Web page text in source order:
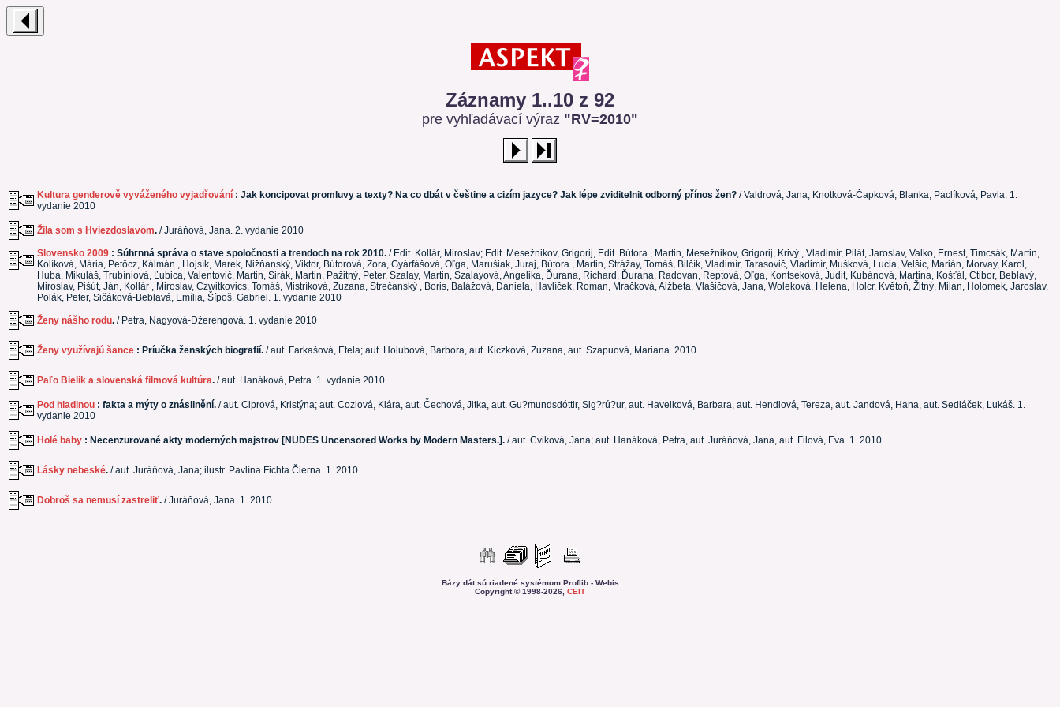
Záznamy 1..10 z 92
pre vyhľadávací výraz "RV=2010"
Kultura genderově vyváženého vyjadřování : Jak koncipovat promluvy a texty? Na co dbát v češtine a cizím jazyce? Jak lépe zviditelnit odborný přínos žen? / Valdrová, Jana; Knotková-Čapková, Blanka, Paclíková, Pavla. 1.
vydanie 2010
Žila som s Hviezdoslavom. / Juráňová, Jana. 2. vydanie 2010
Slovensko 2009 : Súhrnná správa o stave spoločnosti a trendoch na rok 2010. / Edit. Kollár, Miroslav; Edit. Mesežnikov, Grigorij, Edit. Bútora , Martin, Mesežnikov, Grigorij, Krivý , Vladimír, Pilát, Jaroslav, Valko, Ernest, Timcsák, Martin,
Kolíková, Mária, Petőcz, Kálmán , Hojsík, Marek, Nižňanský, Viktor, Bútorová, Zora, Gyárfášová, Oľga, Marušiak, Juraj, Bútora , Martin, Strážay, Tomáš, Bilčík, Vladimír, Tarasovič, Vladimír, Mušková, Lucia, Velšic, Marián, Morvay, Karol,
Huba, Mikuláš, Trubíniová, Ľubica, Valentovič, Martin, Sirák, Martin, Pažitný, Peter, Szalay, Martin, Szalayová, Angelika, Ďurana, Richard, Ďurana, Radovan, Reptová, Oľga, Kontseková, Judit, Kubánová, Martina, Košťál, Ctibor, Beblavý,
Miroslav, Pišút, Ján, Kollár , Miroslav, Czwitkovics, Tomáš, Mistríková, Zuzana, Strečanský , Boris, Balážová, Daniela, Havlíček, Roman, Mračková, Alžbeta, Vlašičová, Jana, Woleková, Helena, Holcr, Květoň, Žitný, Milan, Holomek, Jaroslav,
Polák, Peter, Sičáková-Beblavá, Emília, Šípoš, Gabriel. 1. vydanie 2010
Ženy nášho rodu. / Petra, Nagyová-Džerengová. 1. vydanie 2010
Ženy využívajú šance : Príučka ženských biografií. / aut. Farkašová, Etela; aut. Holubová, Barbora, aut. Kiczková, Zuzana, aut. Szapuová, Mariana. 2010
Paľo Bielik a slovenská filmová kultúra. / aut. Hanáková, Petra. 1. vydanie 2010
Pod hladinou : fakta a mýty o znásilnění. / aut. Ciprová, Kristýna; aut. Cozlová, Klára, aut. Čechová, Jitka, aut. Gu?mundsdóttir, Sig?rú?ur, aut. Havelková, Barbara, aut. Hendlová, Tereza, aut. Jandová, Hana, aut. Sedláček, Lukáš. 1.
vydanie 2010
Holé baby : Necenzurované akty moderných majstrov [NUDES Uncensored Works by Modern Masters.]. / aut. Cviková, Jana; aut. Hanáková, Petra, aut. Juráňová, Jana, aut. Filová, Eva. 1. 2010
Lásky nebeské. / aut. Juráňová, Jana; ilustr. Pavlína Fichta Čierna. 1. 2010
Dobroš sa nemusí zastreliť. / Juráňová, Jana. 1. 2010
Bázy dát sú riadené systémom Proflib - Webis
Copyright © 1998-2026, CEIT